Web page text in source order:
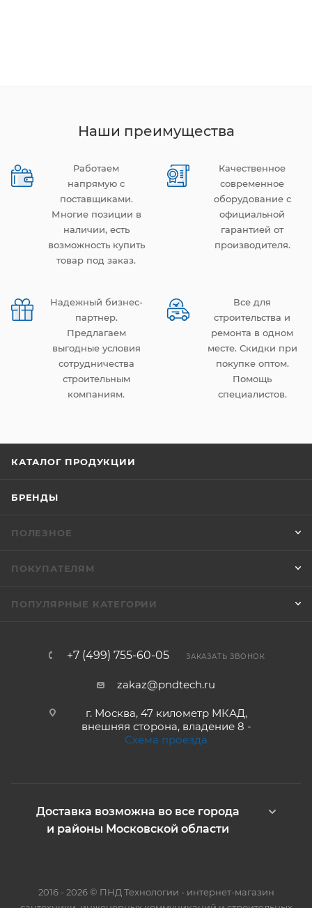
Наши преимущества
Работаем
напрямую с
поставщиками.
Многие позиции в
наличии, есть
возможность купить
товар под заказ.
Качественное
современное
оборудование с
официальной
гарантией от
производителя.
Надежный бизнес-
партнер.
Предлагаем
выгодные условия
сотрудничества
строительным
компаниям.
Все для
строительства и
ремонта в одном
месте. Скидки при
покупке оптом.
Помощь
специалистов.
КАТАЛОГ ПРОДУКЦИИ
БРЕНДЫ
ПОЛЕЗНОЕ
ПОКУПАТЕЛЯМ
ПОПУЛЯРНЫЕ КАТЕГОРИИ
+7 (499) 755-60-05 ЗАКАЗАТЬ ЗВОНОК
zakaz@pndtech.ru
г. Москва, 47 километр МКАД,
внешняя сторона, владение 8 -
Схема проезда
Доставка возможна во все города
и районы Московской области
2016 - 2026 © ПНД Технологии - интернет-магазин